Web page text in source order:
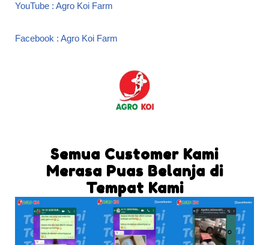
YouTube : Agro Koi Farm
Facebook : Agro Koi Farm
Semua Customer Kami
Merasa Puas Belanja di
Tempat Kami